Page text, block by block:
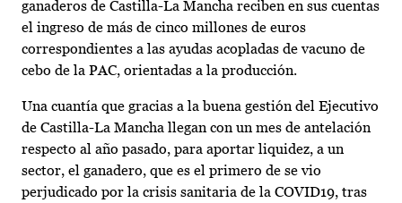
ganaderos de Castilla-La Mancha reciben en sus cuentas
el ingreso de más de cinco millones de euros
correspondientes a las ayudas acopladas de vacuno de
cebo de la PAC, orientadas a la producción.
Una cuantía que gracias a la buena gestión del Ejecutivo
de Castilla-La Mancha llegan con un mes de antelación
respecto al año pasado, para aportar liquidez, a un
sector, el ganadero, que es el primero de se vio
perjudicado por la crisis sanitaria de la COVID19, tras